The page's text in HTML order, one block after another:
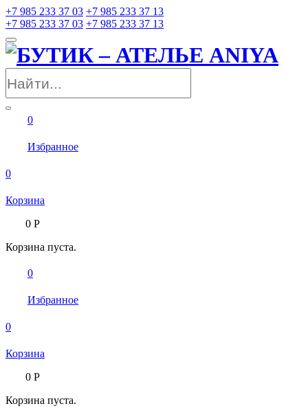
+7 985 233 37 03 +7 985 233 37 13
+7 985 233 37 03 +7 985 233 37 13
0
Избранное
0
Корзина
0Р
Корзина пуста.
0
Избранное
0
Корзина
0Р
Корзина пуста.